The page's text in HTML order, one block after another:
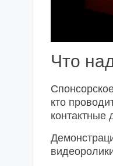
Что
кто
контактные